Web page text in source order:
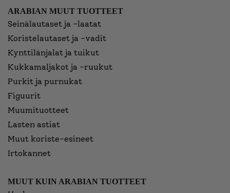
ARABIAN MUUT TUOTTEET
Seinälautaset ja -laatat
Koristelautaset ja -vadit
Kynttilänjalat ja tuikut
Kukkamaljakot ja -ruukut
Purkit ja purnukat
Figuurit
Muumituotteet
Lasten astiat
Muut koriste-esineet
Irtokannet
MUUT KUIN ARABIAN TUOTTEET